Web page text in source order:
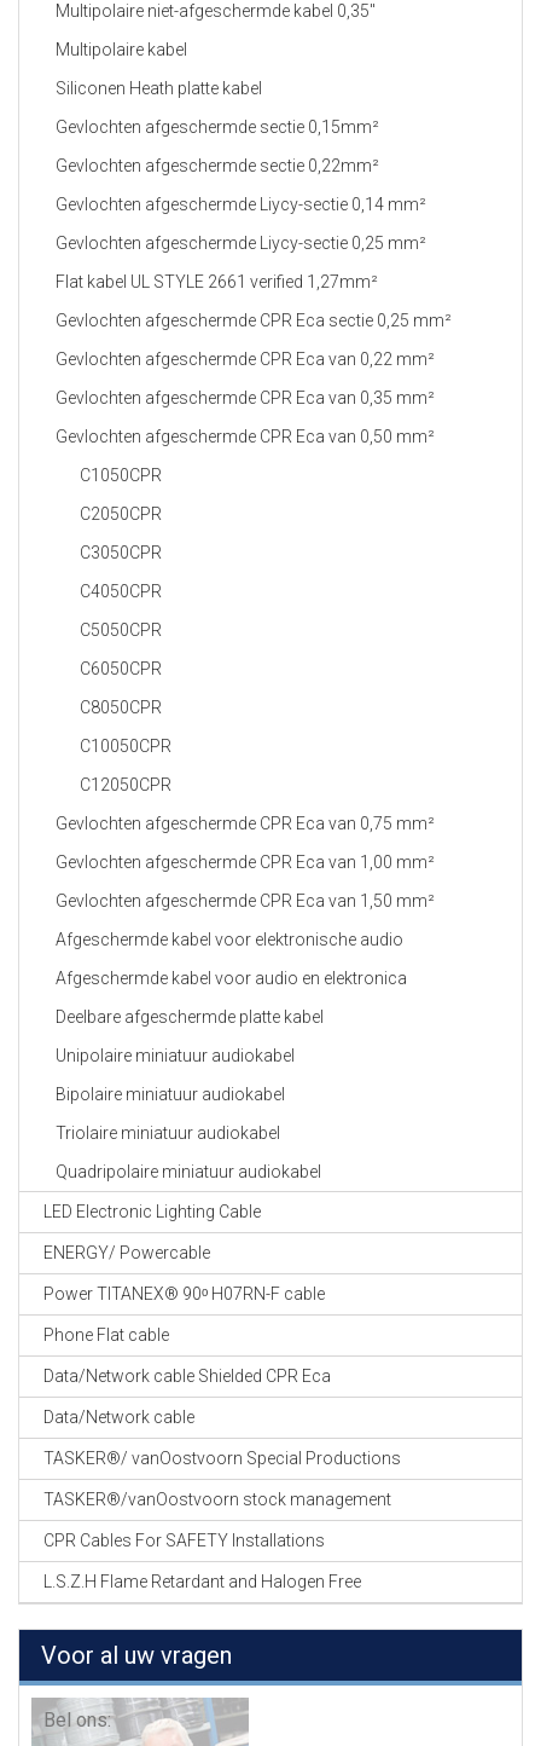
Multipolaire niet-afgeschermde kabel 0,35"
Multipolaire kabel
Siliconen Heath platte kabel
Gevlochten afgeschermde sectie 0,15mm²
Gevlochten afgeschermde sectie 0,22mm²
Gevlochten afgeschermde Liycy-sectie 0,14 mm²
Gevlochten afgeschermde Liycy-sectie 0,25 mm²
Flat kabel UL STYLE 2661 verified 1,27mm²
Gevlochten afgeschermde CPR Eca sectie 0,25 mm²
Gevlochten afgeschermde CPR Eca van 0,22 mm²
Gevlochten afgeschermde CPR Eca van 0,35 mm²
Gevlochten afgeschermde CPR Eca van 0,50 mm²
C1050CPR
C2050CPR
C3050CPR
C4050CPR
C5050CPR
C6050CPR
C8050CPR
C10050CPR
C12050CPR
Gevlochten afgeschermde CPR Eca van 0,75 mm²
Gevlochten afgeschermde CPR Eca van 1,00 mm²
Gevlochten afgeschermde CPR Eca van 1,50 mm²
Afgeschermde kabel voor elektronische audio
Afgeschermde kabel voor audio en elektronica
Deelbare afgeschermde platte kabel
Unipolaire miniatuur audiokabel
Bipolaire miniatuur audiokabel
Triolaire miniatuur audiokabel
Quadripolaire miniatuur audiokabel
LED Electronic Lighting Cable
ENERGY/ Powercable
Power TITANEX® 90ᵒ H07RN-F cable
Phone Flat cable
Data/Network cable Shielded CPR Eca
Data/Network cable
TASKER®/ vanOostvoorn Special Productions
TASKER®/vanOostvoorn stock management
CPR Cables For SAFETY Installations
L.S.Z.H Flame Retardant and Halogen Free
Voor al uw vragen
Bel ons: